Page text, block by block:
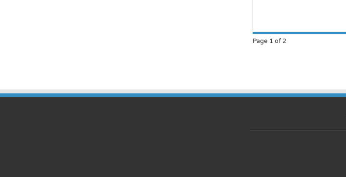
Page 1 of 2